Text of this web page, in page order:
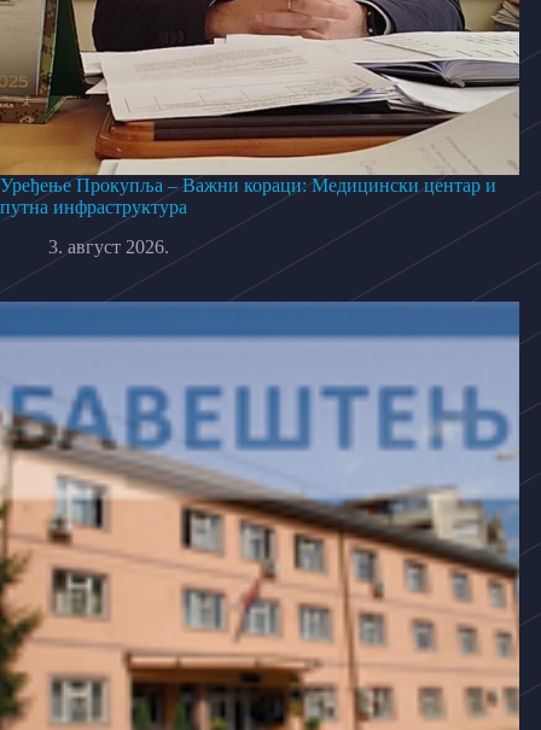
Уређење Прокупља – Важни кораци: Медицински центар и
путна инфраструктура
3. август 2026.